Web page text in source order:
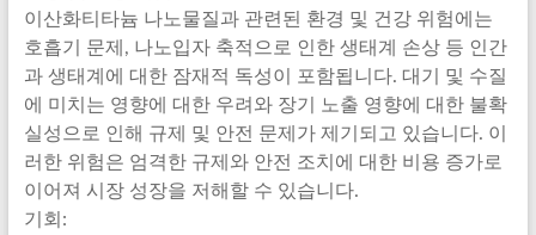
이산화티타늄 나노물질과 관련된 환경 및 건강 위험에는
호흡기 문제, 나노입자 축적으로 인한 생태계 손상 등 인간
과 생태계에 대한 잠재적 독성이 포함됩니다. 대기 및 수질
에 미치는 영향에 대한 우려와 장기 노출 영향에 대한 불확
실성으로 인해 규제 및 안전 문제가 제기되고 있습니다. 이
러한 위험은 엄격한 규제와 안전 조치에 대한 비용 증가로
이어져 시장 성장을 저해할 수 있습니다.
기회: